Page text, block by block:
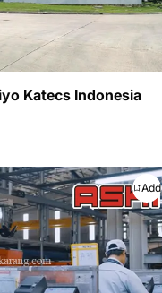
Katecs Indonesia
Add